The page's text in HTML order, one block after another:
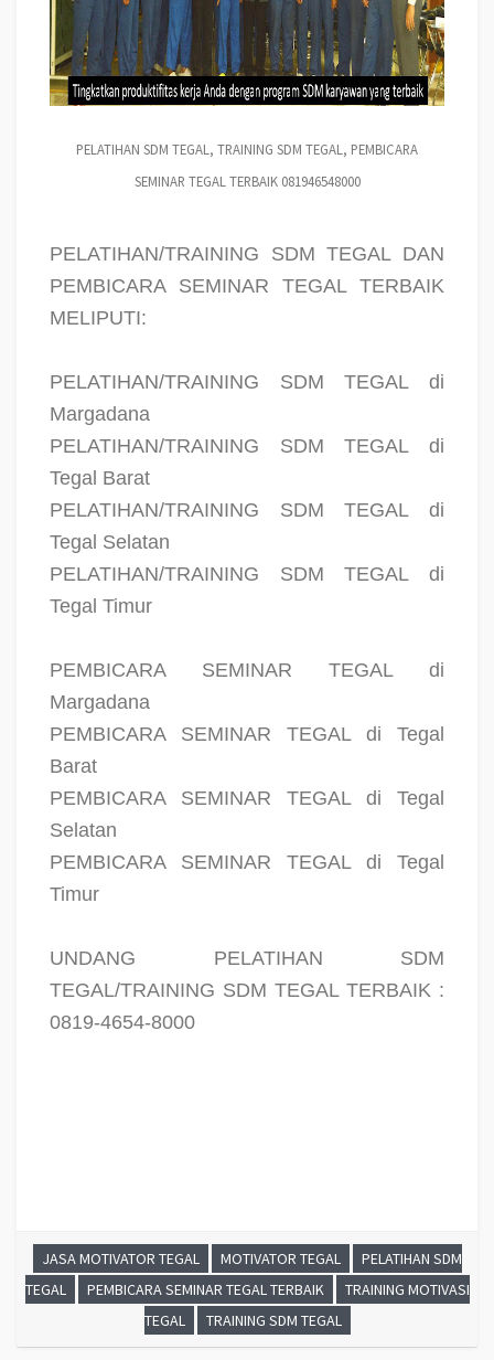
PELATIHAN SDM TEGAL, TRAINING SDM TEGAL, PEMBICARA
SEMINAR TEGAL TERBAIK 081946548000
PELATIHAN/TRAINING SDM TEGAL DAN
PEMBICARA SEMINAR TEGAL TERBAIK
MELIPUTI:
PELATIHAN/TRAINING SDM TEGAL di
Margadana
PELATIHAN/TRAINING SDM TEGAL di
Tegal Barat
PELATIHAN/TRAINING SDM TEGAL di
Tegal Selatan
PELATIHAN/TRAINING SDM TEGAL di
Tegal Timur
PEMBICARA SEMINAR TEGAL di
Margadana
PEMBICARA SEMINAR TEGAL di Tegal
Barat
PEMBICARA SEMINAR TEGAL di Tegal
Selatan
PEMBICARA SEMINAR TEGAL di Tegal
Timur
UNDANG PELATIHAN SDM
TEGAL/TRAINING SDM TEGAL TERBAIK :
0819-4654-8000
JASA MOTIVATOR TEGAL MOTIVATOR TEGAL
PELATIHAN SDM
TEGAL
PEMBICARA SEMINAR TEGAL TERBAIK
TRAINING MOTIVASI
TEGAL
TRAINING SDM TEGAL